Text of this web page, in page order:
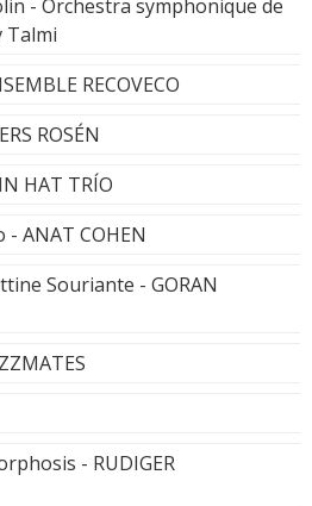
- Orchestra symphonique de
Talmi
RECOVECO
ROSÉN
HAT TRÍO
- ANAT COHEN
Souriante - GORAN
- RUDIGER